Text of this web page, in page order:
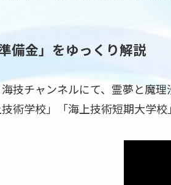
準備金」をゆっくり解説
技チャンネルにて、霊夢と魔
技術学校」「海上技術短期大学